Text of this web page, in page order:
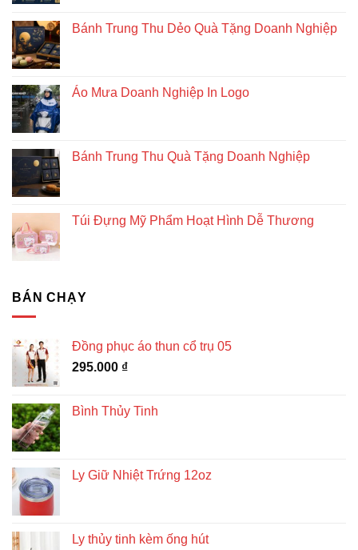
Bánh Trung Thu Dẻo Quà Tặng Doanh Nghiệp
Áo Mưa Doanh Nghiệp In Logo
Bánh Trung Thu Quà Tặng Doanh Nghiệp
Túi Đựng Mỹ Phẩm Hoạt Hình Dễ Thương
BÁN CHẠY
Đồng phục áo thun cổ trụ 05
295.000 ₫
Bình Thủy Tinh
Ly Giữ Nhiệt Trứng 12oz
Ly thủy tinh kèm ống hút